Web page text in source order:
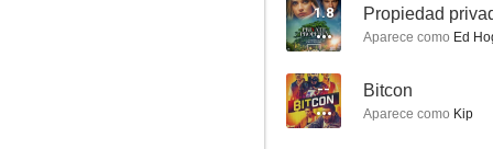
1.8 Propiedad
Aparece como Ed
-- Bitcon
Aparece como Kip